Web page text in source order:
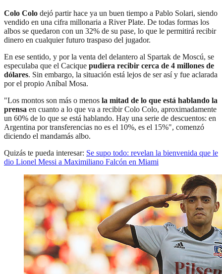
Colo Colo dejó partir hace ya un buen tiempo a Pablo Solari, siendo
vendido en una cifra millonaria a River Plate. De todas formas los
albos se quedaron con un 32% de su pase, lo que le permitirá recibir
dinero en cualquier futuro traspaso del jugador.
En ese sentido, y por la venta del delantero al Spartak de Moscú, se
especulaba que el Cacique pudiera recibir cerca de 4 millones de
dólares. Sin embargo, la situación está lejos de ser así y fue aclarada
por el propio Aníbal Mosa.
"Los montos son más o menos la mitad de lo que está hablando la
prensa en cuanto a lo que va a recibir Colo Colo, aproximadamente
un 60% de lo que se está hablando. Hay una serie de descuentos: en
Argentina por transferencias no es el 10%, es el 15%", comenzó
diciendo el mandamás albo.
Quizás te pueda interesar: Se supo todo: revelan la bienvenida que le
dio Lionel Messi a Maximiliano Falcón en Miami